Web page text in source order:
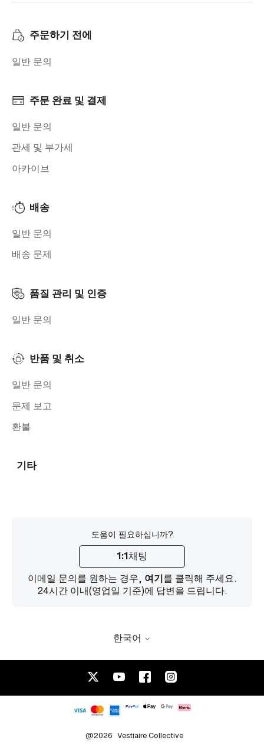
일반 문의
주문하기 전에
일반 문의
관세 및 부가세
아카이브
주문 완료 및 결제
일반 문의
배송 문제
배송
일반 문의
품질 관리 및 인증
일반 문의
문제 보고
환불
반품 및 취소
기타
도움이 필요하십니까?
1:1채팅
이메일 문의를 원하는 경우, 여기 를 클릭해 주세요.
24시간 이내(영업일 기준)에 답변을 드립니다.
한국어
@2026 Vestiaire Collective